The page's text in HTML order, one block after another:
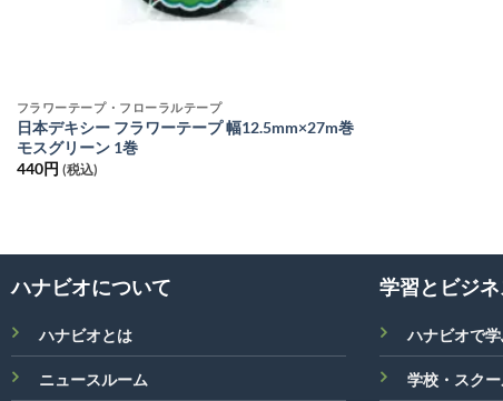
フラワーテープ・フローラルテープ
日本デキシー フラワーテープ 幅12.5mm×27m巻
モスグリーン 1巻
440円 (税込)
ハナビオについて
ハナビオとは
ニュースルーム
学習とビジネ
ハナビオで学
学校・スクー